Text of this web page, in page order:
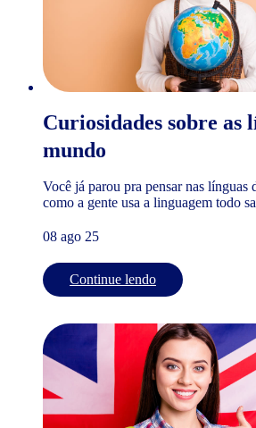
Curiosidades sobre as
mundo
Você já parou pra pensar nas línguas
como a gente usa a linguagem todo
08 ago 25
Continue lendo